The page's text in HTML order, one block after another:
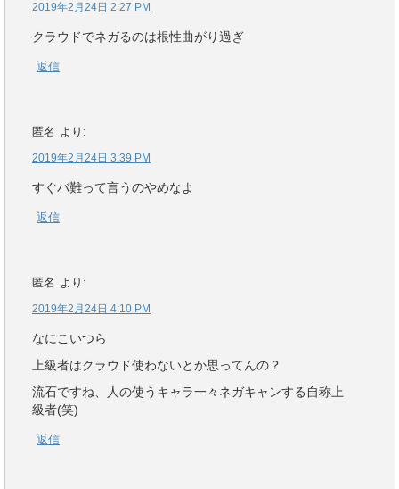
2019年2月24日 2:27 PM
クラウドでネガるのは根性曲がり過ぎ
返信
匿名 より:
2019年2月24日 3:39 PM
すぐバ難って言うのやめなよ
返信
匿名 より:
2019年2月24日 4:10 PM
なにこいつら
上級者はクラウド使わないとか思ってんの？
流石ですね、人の使うキャラ一々ネガキャンする自称上
級者(笑)
返信